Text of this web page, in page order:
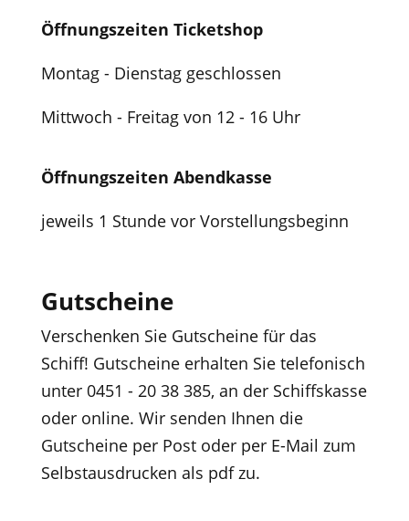
Öffnungszeiten Ticketshop
Montag - Dienstag geschlossen
Mittwoch - Freitag von 12 - 16 Uhr
Öffnungszeiten Abendkasse
jeweils 1 Stunde vor Vorstellungsbeginn
Gutscheine
Verschenken Sie Gutscheine für das
Schiff! Gutscheine erhalten Sie telefonisch
unter 0451 - 20 38 385, an der Schiffskasse
oder online. Wir senden Ihnen die
Gutscheine per Post oder per E-Mail zum
Selbstausdrucken als pdf zu.